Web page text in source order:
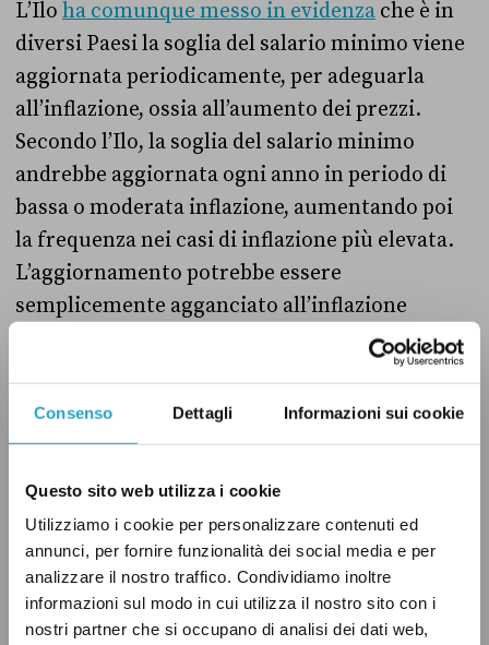
Consenso Dettagli Informazioni sui cookie
Questo sito web utilizza i cookie
Utilizziamo i cookie per personalizzare contenuti ed
annunci, per fornire funzionalità dei social media e per
analizzare il nostro traffico. Condividiamo inoltre
informazioni sul modo in cui utilizza il nostro sito con i
nostri partner che si occupano di analisi dei dati web,
L’Ilo ha comunque messo in evidenza che è in
diversi Paesi la soglia del salario minimo viene
aggiornata periodicamente, per adeguarla
all’inflazione, ossia all’aumento dei prezzi.
Secondo l’Ilo, la soglia del salario minimo
andrebbe aggiornata ogni anno in periodo di
bassa o moderata inflazione, aumentando poi
la frequenza nei casi di inflazione più elevata.
L’aggiornamento potrebbe essere
semplicemente agganciato all’inflazione
(indicizzazione), ma questa soluzione non è del
tutto efficiente. Un adeguamento automatico
rischia di generare la cosiddetta spirale prezzi-
salari: le aziende aumentano i prezzi per
(che sono i prezzi del lavoro) si adeguano, ma
questo aumenta i costi delle aziende, che
decidono di aumentare ulteriormente i prezzi
per proteggere i margini, e così si cade in una
spirale.